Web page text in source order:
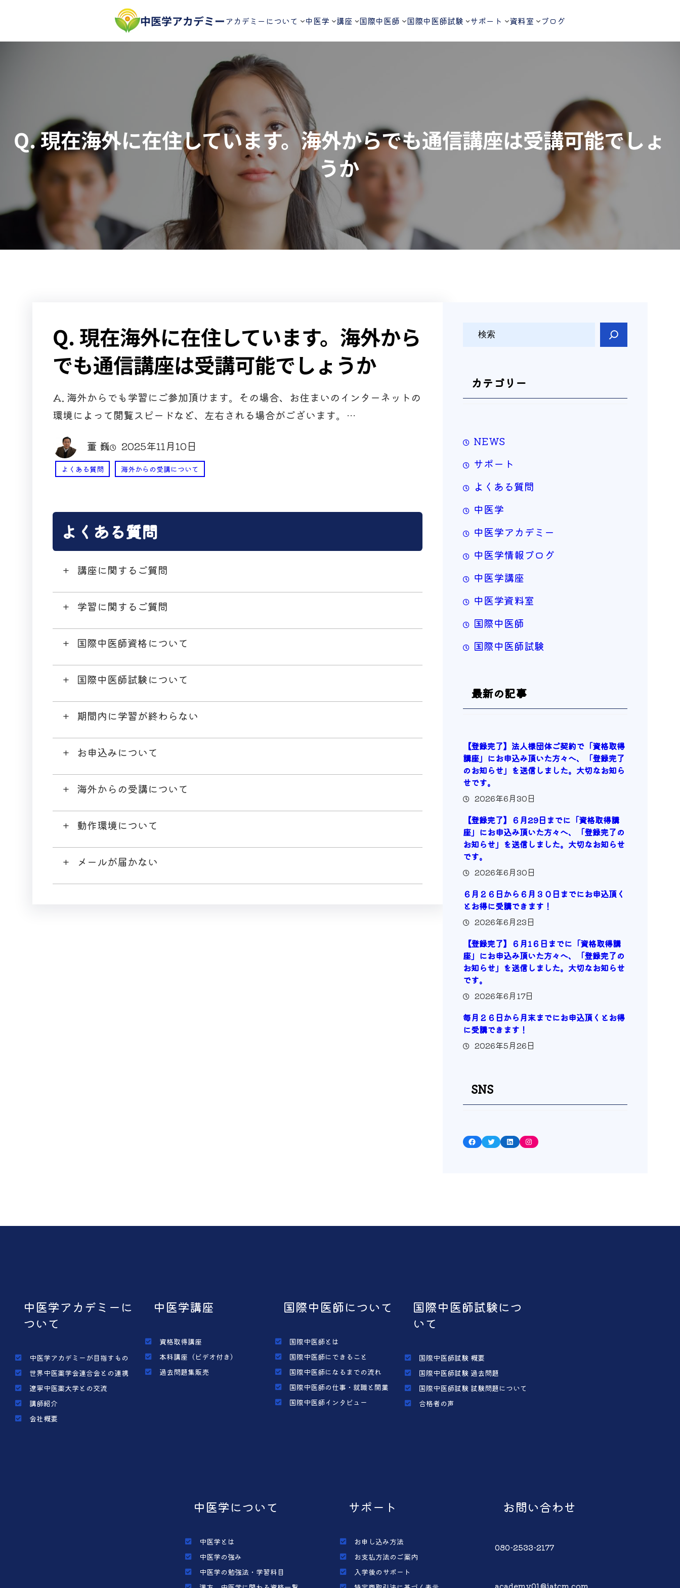
を
中医学アカデミーアカデミーについて 中医学 講座 国際中医師 国際中医師試験 サポート 資料室 ブログ
Q. 現在海外に在住しています。海外からでも通信講座は受講可能でしょ
うか
Q. 現在海外に在住しています。海外から
でも通信講座は受講可能でしょうか
A. 海外からでも学習にご参加頂けます。その場合、お住まいのインターネットの
環境によって閲覧スピードなど、左右される場合がございます。…
董 巍 2025年11月10日
よくある質問 海外からの受講について
よくある質問
講座に関するご質問
学習に関するご質問
国際中医師資格について
国際中医師試験について
期間内に学習が終わらない
お申込みについて
海外からの受講について
動作環境について
メールが届かない
カテゴリー
NEWS
サポート
よくある質問
中医学
中医学アカデミー
中医学情報ブログ
中医学講座
中医学資料室
国際中医師
国際中医師試験
最新の記事
【登録完了】法人様団体ご契約で「資格取得
講座」にお申込み頂いた方々へ、「登録完了
のお知らせ」を送信しました。大切なお知ら
せです。
2026年6月30日
【登録完了】６月29日までに「資格取得講
座」にお申込み頂いた方々へ、「登録完了の
お知らせ」を送信しました。大切なお知らせ
です。
2026年6月30日
６月２６日から６月３０日までにお申込頂く
とお得に受講できます！
2026年6月23日
【登録完了】６月1６日までに「資格取得講
座」にお申込み頂いた方々へ、「登録完了の
お知らせ」を送信しました。大切なお知らせ
です。
2026年6月17日
毎月２６日から月末までにお申込頂くとお得
に受講できます！
2026年5月26日
SNS
Facebook Twitter LinkedIn Instagram
中医学アカデミーに
ついて
中医学アカデミーが目指すもの
世界中医薬学会連合会との連携
遼寧中医薬大学との交流
講師紹介
会社概要
中医学講座
資格取得講座
本科講座（ビデオ付き）
過去問題集販売
国際中医師について
国際中医師とは
国際中医師にできること
国際中医師になるまでの流れ
国際中医師の仕事・就職と開業
国際中医師インタビュー
国際中医師試験につ
いて
国際中医師試験 概要
国際中医師試験 過去問題
国際中医師試験 試験問題について
合格者の声
中医学について
中医学とは
中医学の強み
中医学の勉強法・学習科目
サポート
お申し込み方法
お支払方法のご案内
入学後のサポート
お問い合わせ
080-2533-2177
academy01@iatcm.com